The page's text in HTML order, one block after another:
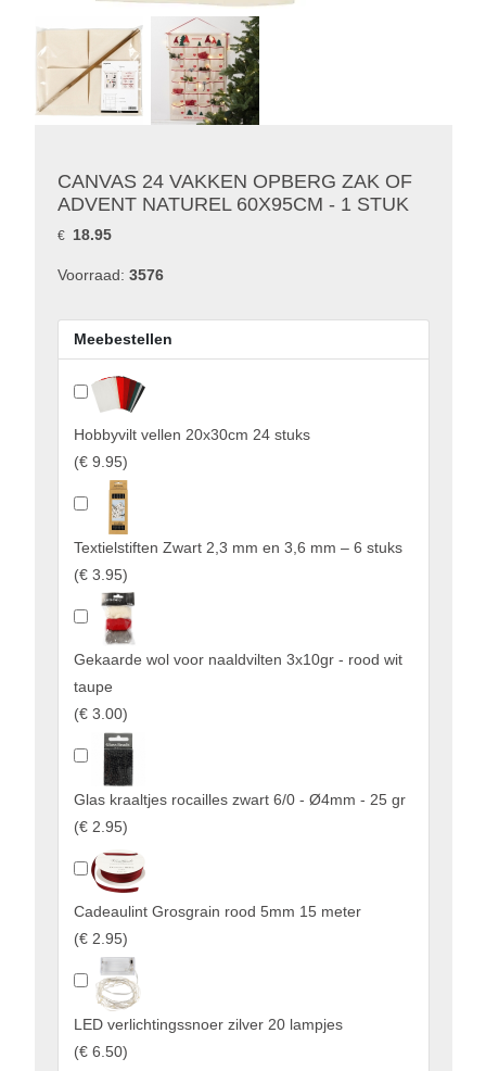
CANVAS 24 VAKKEN OPBERG ZAK OF
ADVENT NATUREL 60X95CM - 1 STUK
€ 18.95
Voorraad: 3576
Meebestellen
Hobbyvilt vellen 20x30cm 24 stuks
(€ 9.95)
Textielstiften Zwart 2,3 mm en 3,6 mm – 6 stuks
(€ 3.95)
Gekaarde wol voor naaldvilten 3x10gr - rood wit
taupe
(€ 3.00)
Glas kraaltjes rocailles zwart 6/0 - Ø4mm - 25 gr
(€ 2.95)
Cadeaulint Grosgrain rood 5mm 15 meter
(€ 2.95)
LED verlichtingssnoer zilver 20 lampjes
(€ 6.50)